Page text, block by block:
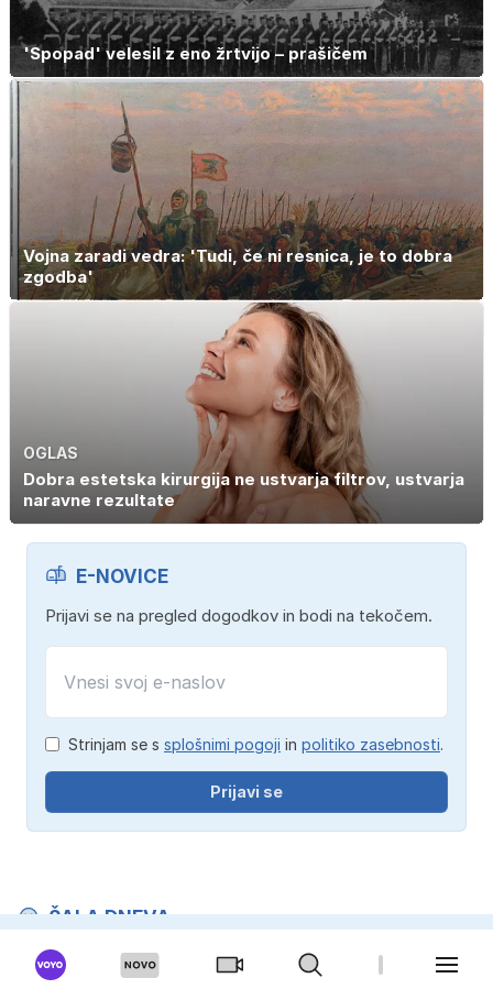
'Spopad' velesil z eno žrtvijo – prašičem
Vojna zaradi vedra: 'Tudi, če ni resnica, je to dobra
zgodba'
OGLAS
Dobra estetska kirurgija ne ustvarja filtrov, ustvarja
naravne rezultate
E-NOVICE
Prijavi se na pregled dogodkov in bodi na tekočem.
Strinjam se s splošnimi pogoji in politiko zasebnosti.
Prijavi se
ŠALA DNEVA
Učiteljica je pri uri slovenščine na tablo napisala